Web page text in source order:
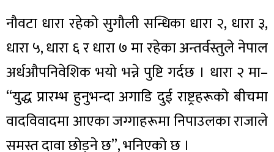
नौवटा धारा रहेको सुगौली सन्धिका धारा २, धारा ३,
धारा ५, धारा ६ र धारा ७ मा रहेका अन्तर्वस्तुले नेपाल
अर्धऔपनिवेशिक भयो भन्ने पुष्टि गर्दछ । धारा २ मा–
“युद्ध प्रारम्भ हुनुभन्दा अगाडि दुई राष्ट्रहरूको बीचमा
वादविवादमा आएका जग्गाहरूमा निपाउलका राजाले
समस्त दावा छोड्ने छ”, भनिएको छ ।